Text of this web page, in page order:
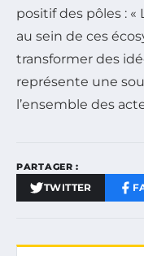
positif des pôles :
au sein de ces
transformer des
représente une
l’ensemble des
PARTAGER :
TWITTER